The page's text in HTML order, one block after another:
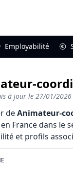
Employabilité
à jour le 27/01/2026
deAnimateur-
France dans le
et profils